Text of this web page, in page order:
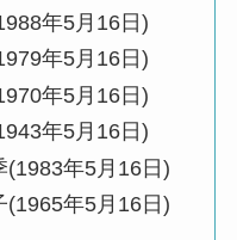
年5月16日)
年5月16日)
年5月16日)
年5月16日)
(1983年5月16日)
(1965年5月16日)